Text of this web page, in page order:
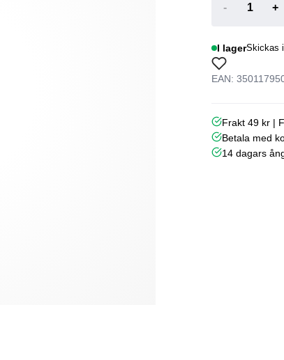
- +
I lagerSkickas
EAN:
Frakt 49 kr |
Betala med
14 dagars